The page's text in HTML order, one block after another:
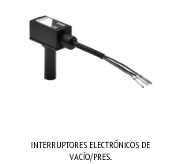
INTERRUPTORES ELECTRÓNICOS DE
VACÍO/PRES...